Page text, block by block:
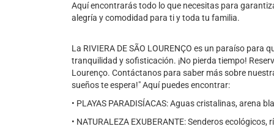
Aquí encontrarás todo lo que necesitas para
alegría y comodidad para ti y toda tu familia.
La RIVIERA DE SÃO LOURENÇO es un paraíso
tranquilidad y sofisticación. ¡No pierda tiempo!
Lourenço. Contáctanos para saber más sobre
sueños te espera!" Aquí puedes encontrar:
• PLAYAS PARADISÍACAS: Aguas cristalinas, arena
• NATURALEZA EXUBERANTE: Senderos